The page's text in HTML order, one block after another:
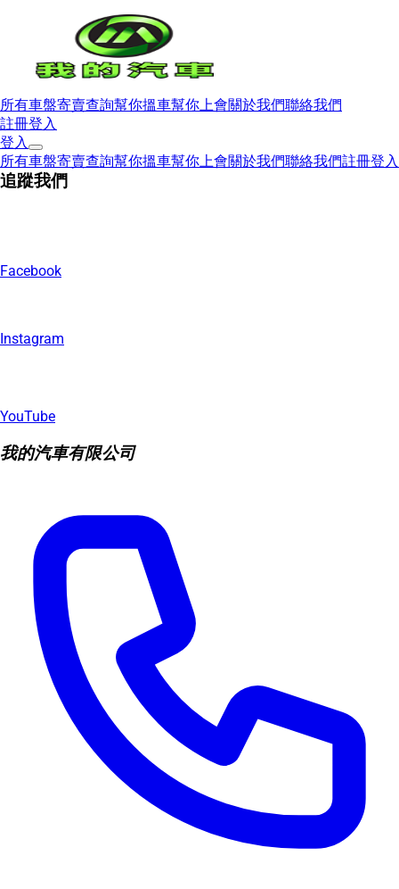
所有車盤寄賣查詢幫你搵車幫你上會關於我們聯絡我們
註冊登入
登入
所有車盤寄賣查詢幫你搵車幫你上會關於我們聯絡我們註冊登入
追蹤我們
Facebook
Instagram
YouTube
我的汽車有限公司